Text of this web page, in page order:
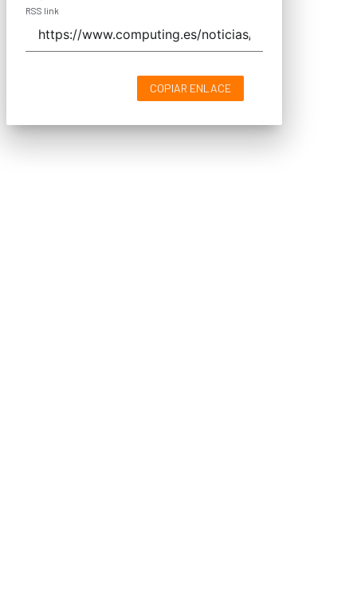
RSS link
COPIAR ENLACE